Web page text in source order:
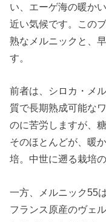
い、エーゲ海の暖か
近い気候です。この
熟なメルニックと、
す。
前者は、シロカ・メ
質で長期熟成可能な
のに苦労しますが、
そのほとんどが、暖
培。中世に遡る栽培
一方、メルニック55
フランス原産のヴェ